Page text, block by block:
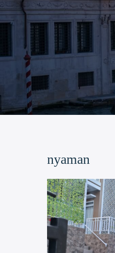
nyaman